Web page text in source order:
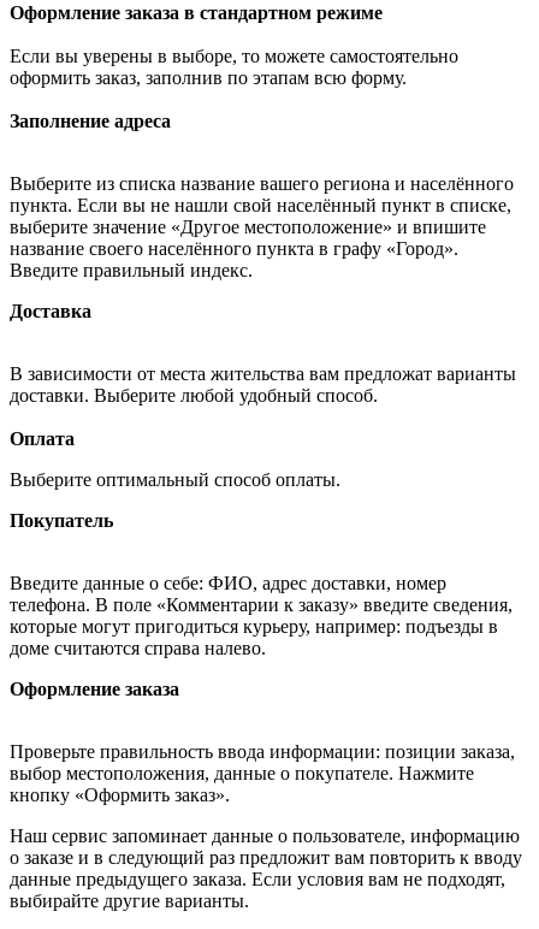
Оформление заказа в стандартном режиме
Если вы уверены в выборе, то можете самостоятельно
оформить заказ, заполнив по этапам всю форму.
Заполнение адреса
Выберите из списка название вашего региона и населённого
пункта. Если вы не нашли свой населённый пункт в списке,
выберите значение «Другое местоположение» и впишите
название своего населённого пункта в графу «Город».
Введите правильный индекс.
Доставка
В зависимости от места жительства вам предложат варианты
доставки. Выберите любой удобный способ.
Оплата
Выберите оптимальный способ оплаты.
Покупатель
Введите данные о себе: ФИО, адрес доставки, номер
телефона. В поле «Комментарии к заказу» введите сведения,
которые могут пригодиться курьеру, например: подъезды в
доме считаются справа налево.
Оформление заказа
Проверьте правильность ввода информации: позиции заказа,
выбор местоположения, данные о покупателе. Нажмите
кнопку «Оформить заказ».
Наш сервис запоминает данные о пользователе, информацию
о заказе и в следующий раз предложит вам повторить к вводу
данные предыдущего заказа. Если условия вам не подходят,
выбирайте другие варианты.